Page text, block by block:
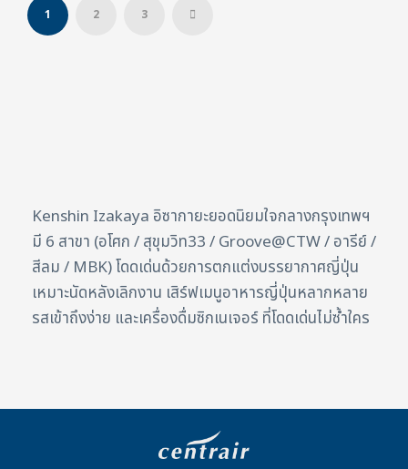
1 2 3
Kenshin Izakaya อิซากายะยอดนิยมใจกลางกรุงเทพฯ
มี 6 สาขา (อโศก / สุขุมวิท33 / Groove@CTW / อารีย์ /
สีลม / MBK) โดดเด่นด้วยการตกแต่งบรรยากาศญี่ปุ่น
เหมาะนัดหลังเลิกงาน เสิร์ฟเมนูอาหารญี่ปุ่นหลากหลาย
รสเข้าถึงง่าย และเครื่องดื่มซิกเนเจอร์ ที่โดดเด่นไม่ซ้ำใคร